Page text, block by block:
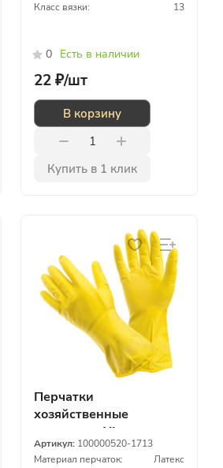
Класс вязки:
13
0 Есть в наличии
22 ₽/шт
В корзину
Купить в 1 клик
Перчатки
хозяйственные
латексные XL
Артикул: 100000520-1713
Материал перчаток:
Латекс